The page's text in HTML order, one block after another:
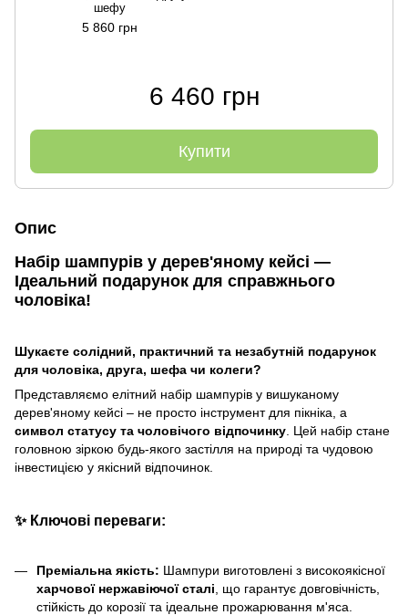
шефу
5 860 грн
6 460 грн
Купити
Опис
Набір шампурів у дерев'яному кейсі —
Ідеальний подарунок для справжнього
чоловіка!
Шукаєте солідний, практичний та незабутній подарунок
для чоловіка, друга, шефа чи колеги?
Представляємо елітний набір шампурів у вишуканому
дерев'яному кейсі – не просто інструмент для пікніка, а
символ статусу та чоловічого відпочинку . Цей набір стане
головною зіркою будь-якого застілля на природі та чудовою
інвестицією у якісний відпочинок.
✨ Ключові переваги:
Преміальна якість: Шампури виготовлені з високоякісної
харчової нержавіючої сталі , що гарантує довговічність,
стійкість до корозії та ідеальне прожарювання м'яса.